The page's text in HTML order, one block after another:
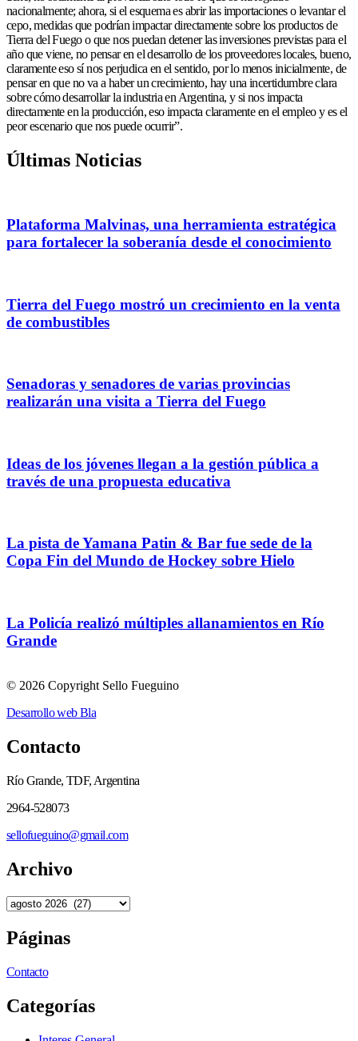
nacionalmente; ahora, si el esquema es abrir las importaciones o levantar el
cepo, medidas que podrían impactar directamente sobre los productos de
Tierra del Fuego o que nos puedan detener las inversiones previstas para el
año que viene, no pensar en el desarrollo de los proveedores locales, bueno,
claramente eso sí nos perjudica en el sentido, por lo menos inicialmente, de
pensar en que no va a haber un crecimiento, hay una incertidumbre clara
sobre cómo desarrollar la industria en Argentina, y si nos impacta
directamente en la producción, eso impacta claramente en el empleo y es el
peor escenario que nos puede ocurrir”.
Últimas Noticias
Plataforma Malvinas, una herramienta estratégica
para fortalecer la soberanía desde el conocimiento
Tierra del Fuego mostró un crecimiento en la venta
de combustibles
Senadoras y senadores de varias provincias
realizarán una visita a Tierra del Fuego
Ideas de los jóvenes llegan a la gestión pública a
través de una propuesta educativa
La pista de Yamana Patin & Bar fue sede de la
Copa Fin del Mundo de Hockey sobre Hielo
La Policía realizó múltiples allanamientos en Río
Grande
© 2026 Copyright Sello Fueguino
Desarrollo web Bla
Contacto
Río Grande, TDF, Argentina
2964-528073
sellofueguino@gmail.com
Archivo
Páginas
Contacto
Categorías